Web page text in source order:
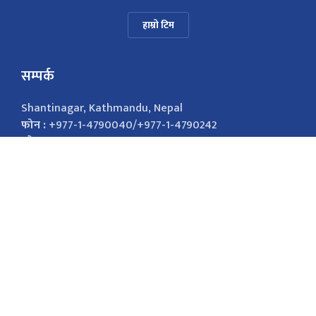
हाम्रो टिम
सम्पर्क
Shantinagar, Kathmandu, Nepal
फोन :+977-1-4790040/+977-1-4790242
इमेल :nepalsamayanews@gmail.com